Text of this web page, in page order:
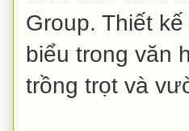
Group. Thiết
biểu trong văn
trồng trọt và